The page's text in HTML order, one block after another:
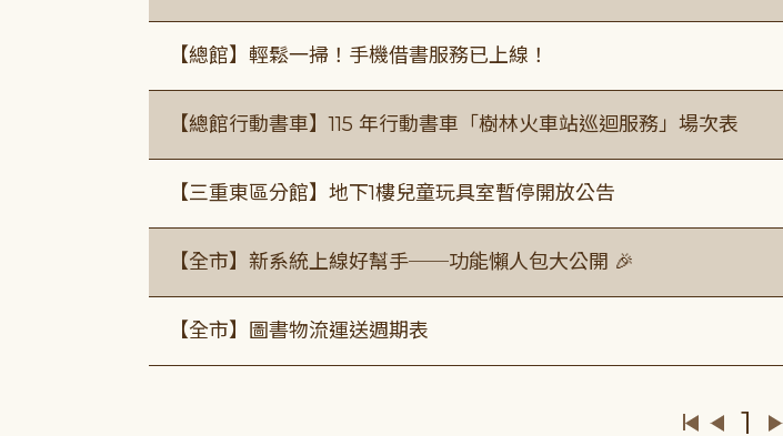
【總館】輕鬆一掃！手機借書服務已上線！
【總館行動書車】115 年行動書車「樹林火車站巡迴服務」場次表
【三重東區分館】地下1樓兒童玩具室暫停開放公告
【全市】新系統上線好幫手──功能懶人包大公開 🎉
【全市】圖書物流運送週期表
1